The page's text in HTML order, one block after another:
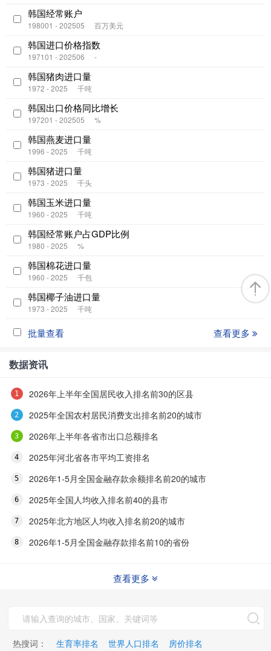
韩国经常账户
198001 - 202505 百万美元
韩国进口价格指数
197101 - 202506 -
韩国猪肉进口量
1972 - 2025 千吨
韩国出口价格同比增长
197201 - 202505 %
韩国燕麦进口量
1996 - 2025 千吨
韩国猪进口量
1973 - 2025 千头
韩国玉米进口量
1960 - 2025 千吨
韩国经常账户占GDP比例
1980 - 2025 %
韩国棉花进口量
1960 - 2025 千包
韩国椰子油进口量
1973 - 2025 千吨
批量查看 查看更多
数据资讯
2026年上半年全国居民收入排名前30的区县
2025年全国农村居民消费支出排名前20的城市
2026年上半年各省市出口总额排名
2025年河北省各市平均工资排名
2026年1-5月全国金融存款余额排名前20的城市
2025年全国人均收入排名前40的县市
2025年北方地区人均收入排名前20的城市
2026年1-5月全国金融存款排名前10的省份
查看更多
热搜词： 生育率排名 世界人口排名 房价排名